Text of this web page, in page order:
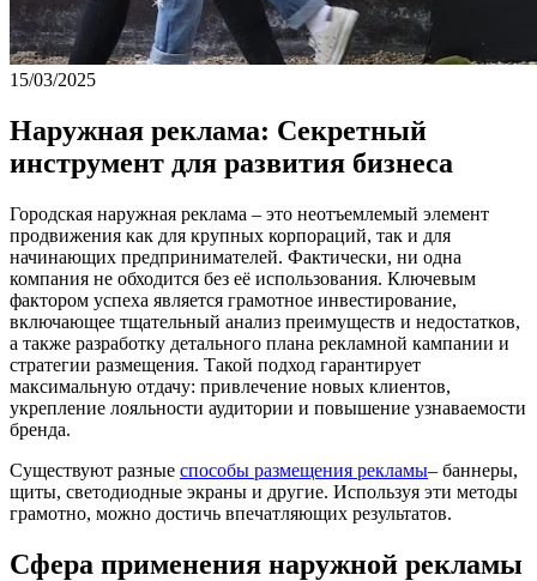
15/03/2025
Наружная реклама: Секретный
инструмент для развития бизнеса
Городская наружная реклама – это неотъемлемый элемент
продвижения как для крупных корпораций, так и для
начинающих предпринимателей. Фактически, ни одна
компания не обходится без её использования. Ключевым
фактором успеха является грамотное инвестирование,
включающее тщательный анализ преимуществ и недостатков,
а также разработку детального плана рекламной кампании и
стратегии размещения. Такой подход гарантирует
максимальную отдачу: привлечение новых клиентов,
укрепление лояльности аудитории и повышение узнаваемости
бренда.
Существуют разные способы размещения рекламы– баннеры,
щиты, светодиодные экраны и другие. Используя эти методы
грамотно, можно достичь впечатляющих результатов.
Сфера применения наружной рекламы